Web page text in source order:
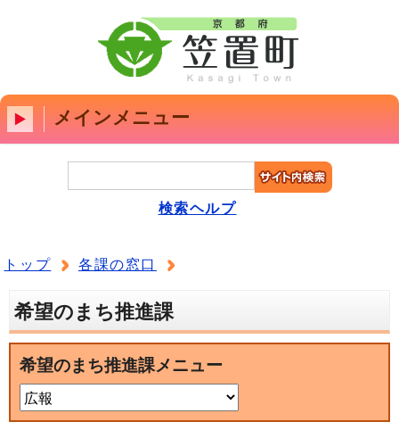
メインメニュー
検索ヘルプ
トップ 各課の窓口
希望のまち推進課
希望のまち推進課メニュー